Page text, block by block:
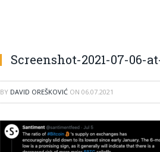
Screenshot-2021-07-06-at-
BY DAVID OREŠKOVIĆ ON 06.07.2021